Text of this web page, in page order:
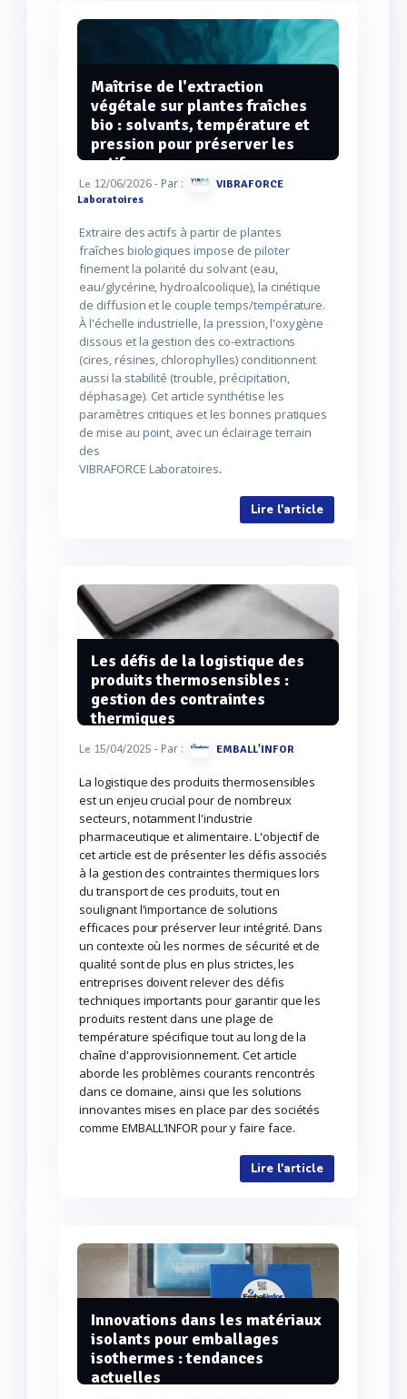
Maîtrise de l'extraction
végétale sur plantes fraîches
bio : solvants, température et
pression pour préserver les
actifs
Le 12/06/2026- Par :
VIBRAFORCE
Laboratoires
Extraire des actifs à partir de plantes
fraîches biologiques impose de piloter
finement la polarité du solvant (eau,
eau/glycérine, hydroalcoolique), la cinétique
de diffusion et le couple temps/température.
À l'échelle industrielle, la pression, l'oxygène
dissous et la gestion des co-extractions
(cires, résines, chlorophylles) conditionnent
aussi la stabilité (trouble, précipitation,
déphasage). Cet article synthétise les
paramètres critiques et les bonnes pratiques
de mise au point, avec un éclairage terrain
des
VIBRAFORCE Laboratoires.
Lire l'article
Les défis de la logistique des
produits thermosensibles :
gestion des contraintes
thermiques
Le 15/04/2025 - Par : EMBALL'INFOR
La logistique des produits thermosensibles
est un enjeu crucial pour de nombreux
secteurs, notamment l'industrie
pharmaceutique et alimentaire. L'objectif de
cet article est de présenter les défis associés
à la gestion des contraintes thermiques lors
du transport de ces produits, tout en
soulignant l'importance de solutions
efficaces pour préserver leur intégrité. Dans
un contexte où les normes de sécurité et de
qualité sont de plus en plus strictes, les
entreprises doivent relever des défis
techniques importants pour garantir que les
produits restent dans une plage de
température spécifique tout au long de la
chaîne d'approvisionnement. Cet article
aborde les problèmes courants rencontrés
dans ce domaine, ainsi que les solutions
innovantes mises en place par des sociétés
comme EMBALL'INFOR pour y faire face.
Lire l'article
Innovations dans les matériaux
isolants pour emballages
isothermes : tendances
actuelles